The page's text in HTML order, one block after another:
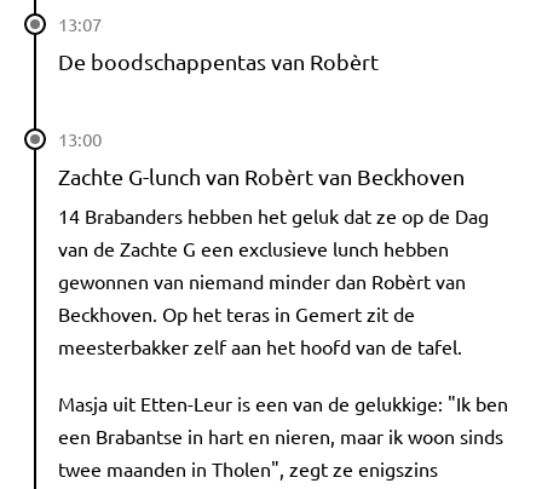
13:07
De boodschappentas van Robèrt
13:00
Zachte G-lunch van Robèrt van Beckhoven
14 Brabanders hebben het geluk dat ze op de Dag
van de Zachte G een exclusieve lunch hebben
gewonnen van niemand minder dan Robèrt van
Beckhoven. Op het teras in Gemert zit de
meesterbakker zelf aan het hoofd van de tafel.
Masja uit Etten-Leur is een van de gelukkige: "Ik ben
een Brabantse in hart en nieren, maar ik woon sinds
twee maanden in Tholen", zegt ze enigszins